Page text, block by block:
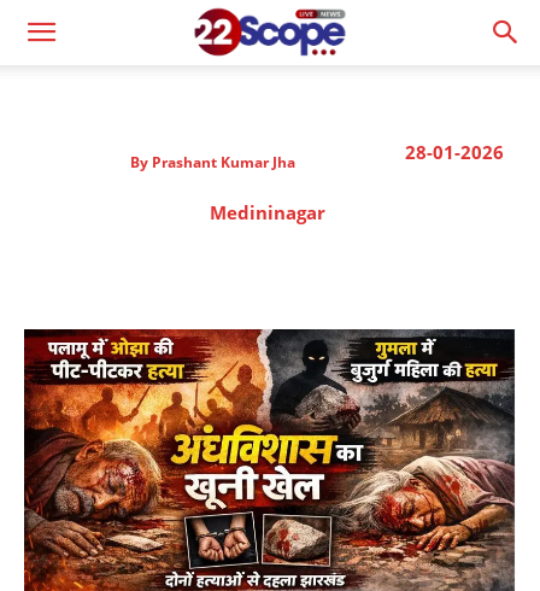
28-01-2026
By Prashant Kumar Jha
Medininagar